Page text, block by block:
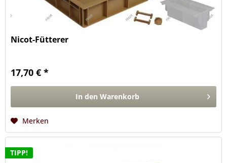
Nicot-Fütterer
17,70 € *
In den Warenkorb
Merken
TIPP!